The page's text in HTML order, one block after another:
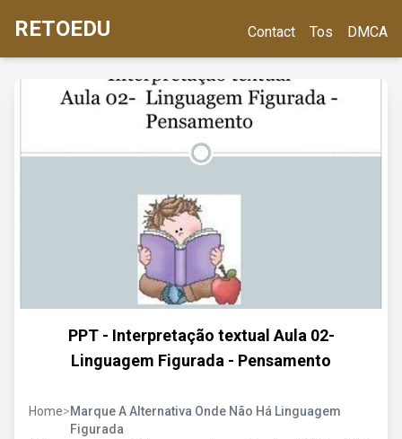
RETOEDU Contact Tos DMCA
PPT - Interpretação textual Aula 02-
Linguagem Figurada - Pensamento
Home>Marque A Alternativa Onde Não Há Linguagem
Figurada